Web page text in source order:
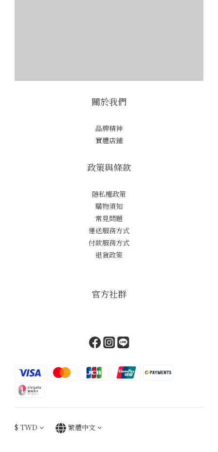
關於我們
品牌精神
實體店鋪
政策與條款
隱私權政策
購物須知
常見問題
運送服務方式
付款服務方式
退貨政策
官方社群
$ TWD 繁體中文